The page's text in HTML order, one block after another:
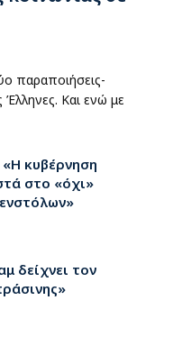
παραποιήσεις-
Και ενώ με
κυβέρνηση
στο «όχι»
δείχνει τον